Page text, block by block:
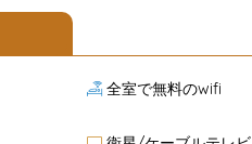
全室で無料のwifi